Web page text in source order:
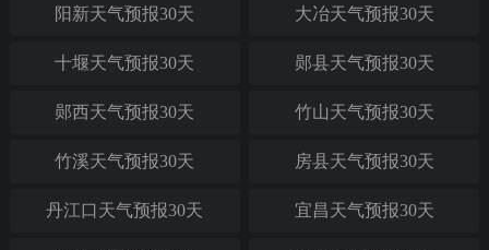
阳新天气预报30天 大冶天气预报30天
十堰天气预报30天 郧县天气预报30天
郧西天气预报30天 竹山天气预报30天
竹溪天气预报30天 房县天气预报30天
丹江口天气预报30天 宜昌天气预报30天